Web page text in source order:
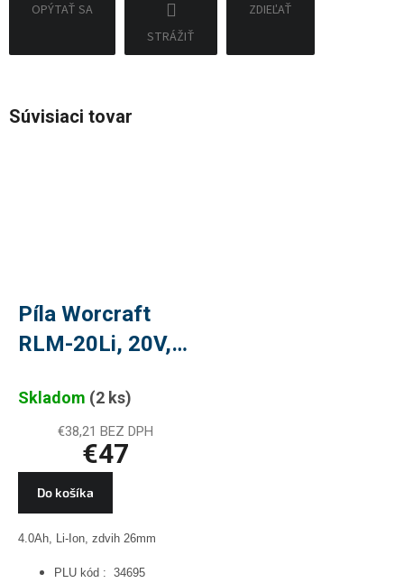
OPÝTAŤ SA
STRÁŽIŤ
ZDIEĽAŤ
Súvisiaci tovar
Píla Worcraft
RLM-20Li, 20V,
220mm, PLU
34695
Skladom (2 ks)
€38,21 BEZ DPH
€47
Do košíka
4.0Ah, Li-Ion, zdvih 26mm
PLU kód : 34695